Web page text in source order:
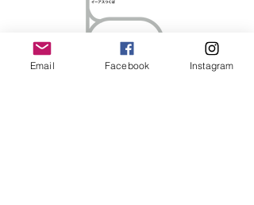
Email Facebook Instagram